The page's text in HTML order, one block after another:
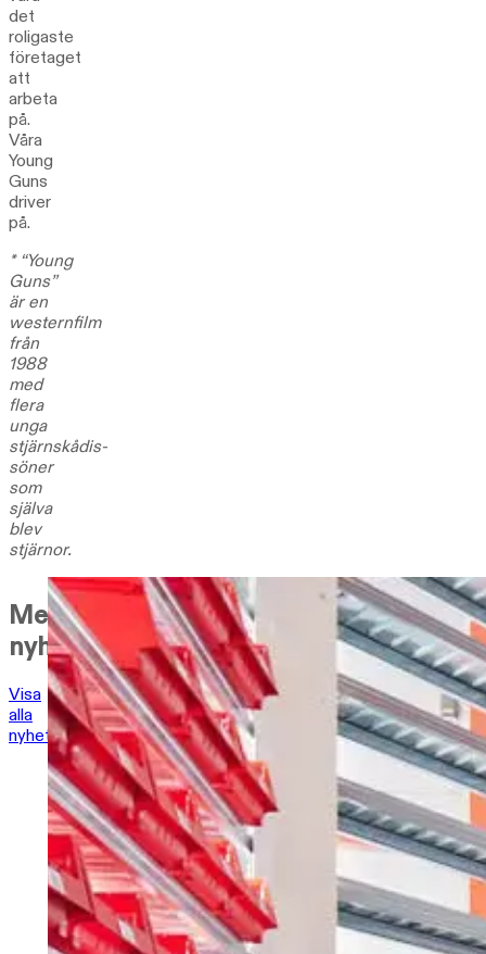
det
roligaste
företaget
att
arbeta
på.
Våra
Young
Guns
driver
på.
* “Young
Guns”
är en
westernfilm
från
1988
med
flera
unga
stjärnskådis-
söner
som
själva
blev
stjärnor.
Mer
nyheter
Visa
alla
nyheter